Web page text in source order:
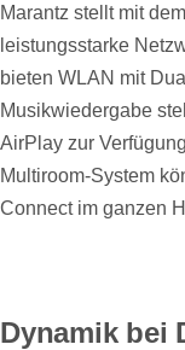
Marantz stellt mit
leistungsstarke
bieten WLAN mit
Musikwiedergabe
AirPlay zur
Multiroom-System
Connect im ganzen
Dynamik bei